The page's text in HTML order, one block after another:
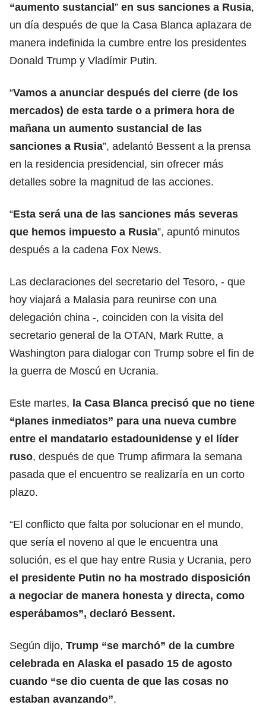
“aumento sustancial” en sus sanciones a Rusia,
un día después de que la Casa Blanca aplazara de
manera indefinida la cumbre entre los presidentes
Donald Trump y Vladímir Putin.
“Vamos a anunciar después del cierre (de los
mercados) de esta tarde o a primera hora de
mañana un aumento sustancial de las
sanciones a Rusia”, adelantó Bessent a la prensa
en la residencia presidencial, sin ofrecer más
detalles sobre la magnitud de las acciones.
“Esta será una de las sanciones más severas
que hemos impuesto a Rusia”, apuntó minutos
después a la cadena Fox News.
Las declaraciones del secretario del Tesoro, - que
hoy viajará a Malasia para reunirse con una
delegación china -, coinciden con la visita del
secretario general de la OTAN, Mark Rutte, a
Washington para dialogar con Trump sobre el fin de
la guerra de Moscú en Ucrania.
Este martes, la Casa Blanca precisó que no tiene
“planes inmediatos” para una nueva cumbre
entre el mandatario estadounidense y el líder
ruso, después de que Trump afirmara la semana
pasada que el encuentro se realizaría en un corto
plazo.
“El conflicto que falta por solucionar en el mundo,
que sería el noveno al que le encuentra una
solución, es el que hay entre Rusia y Ucrania, pero
el presidente Putin no ha mostrado disposición
a negociar de manera honesta y directa, como
esperábamos”, declaró Bessent.
Según dijo, Trump “se marchó” de la cumbre
celebrada en Alaska el pasado 15 de agosto
cuando “se dio cuenta de que las cosas no
estaban avanzando”.